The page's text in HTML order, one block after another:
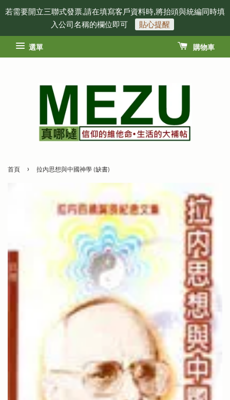
若需要開立三聯式發票,請在填寫客戶資料時,將抬頭與統編同時填
入公司名稱的欄位即可
貼心提醒
選單 購物車
首頁 › 拉內思想與中國神學 (缺書)